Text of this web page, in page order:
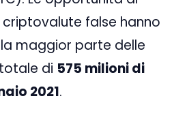
false hanno
maggior parte delle
di 575 milioni di
2021.